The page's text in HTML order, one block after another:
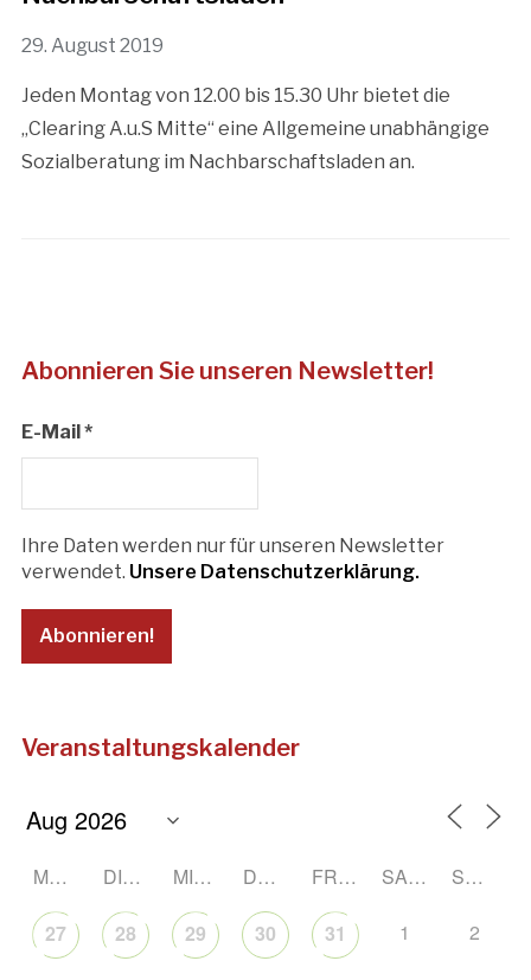
29. August 2019
Jeden Montag von 12.00 bis 15.30 Uhr bietet die
„Clearing A.u.S Mitte“ eine Allgemeine unabhängige
Sozialberatung im Nachbarschaftsladen an.
Abonnieren Sie unseren Newsletter!
E-Mail*
Ihre Daten werden nur für unseren Newsletter
verwendet. Unsere Datenschutzerklärung.
Veranstaltungskalender
MONTAG DIENSTAG MITTWOCH DONNERSTAG FREITAG SAMSTAG SONNTAG
27 28 29 30 31 1 2